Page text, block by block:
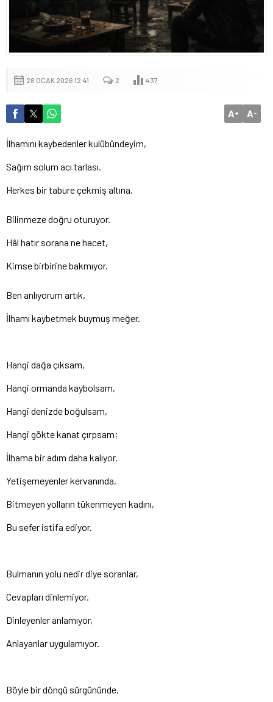
28 OCAK 2026 12:41 2 437
A+ A-
İlhamını kaybedenler kulübündeyim,
Sağım solum acı tarlası.
Herkes bir tabure çekmiş altına,
Bilinmeze doğru oturuyor.
Hâl hatır sorana ne hacet,
Kimse birbirine bakmıyor.
Ben anlıyorum artık,
İlhamı kaybetmek buymuş meğer.
Hangi dağa çıksam,
Hangi ormanda kaybolsam,
Hangi denizde boğulsam,
Hangi gökte kanat çırpsam;
İlhama bir adım daha kalıyor.
Yetişemeyenler kervanında,
Bitmeyen yolların tükenmeyen kadını,
Bu sefer istifa ediyor.
Bulmanın yolu nedir diye soranlar,
Cevapları dinlemiyor.
Dinleyenler anlamıyor,
Anlayanlar uygulamıyor.
Böyle bir döngü sürgününde,